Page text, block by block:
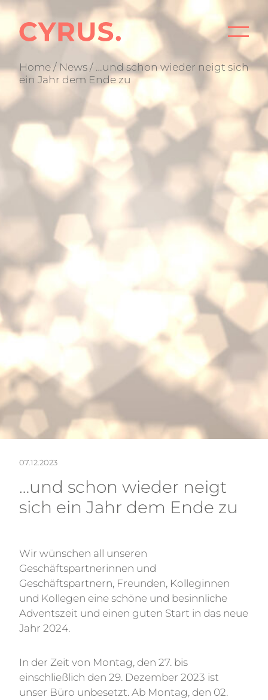
Home/ News/ …und schon wieder neigt sich
ein Jahr dem Ende zu
07.12.2023
…und schon wieder neigt
sich ein Jahr dem Ende zu
Wir wünschen all unseren
Geschäftspartnerinnen und
Geschäftspartnern, Freunden, Kolleginnen
und Kollegen eine schöne und besinnliche
Adventszeit und einen guten Start in das neue
Jahr 2024.
In der Zeit von Montag, den 27. bis
einschließlich den 29. Dezember 2023 ist
unser Büro unbesetzt. Ab Montag, den 02.